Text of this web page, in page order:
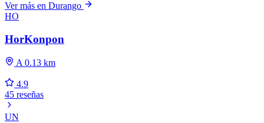
Ver más en Durango
HO
HorKonpon
A 0.13 km
4.9
45 reseñas
UN